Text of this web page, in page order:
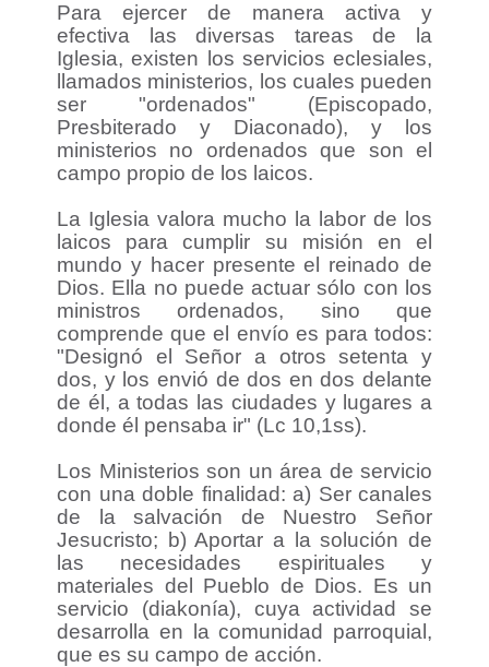
Para ejercer de manera activa y
efectiva las diversas tareas de la
Iglesia, existen los servicios eclesiales,
llamados ministerios, los cuales pueden
ser "ordenados" (Episcopado,
Presbiterado y Diaconado), y los
ministerios no ordenados que son el
campo propio de los laicos.
La Iglesia valora mucho la labor de los
laicos para cumplir su misión en el
mundo y hacer presente el reinado de
Dios. Ella no puede actuar sólo con los
ministros ordenados, sino que
comprende que el envío es para todos:
"Designó el Señor a otros setenta y
dos, y los envió de dos en dos delante
de él, a todas las ciudades y lugares a
donde él pensaba ir" (Lc 10,1ss).
Los Ministerios son un área de servicio
con una doble finalidad: a) Ser canales
de la salvación de Nuestro Señor
Jesucristo; b) Aportar a la solución de
las necesidades espirituales y
materiales del Pueblo de Dios. Es un
servicio (diakonía), cuya actividad se
desarrolla en la comunidad parroquial,
que es su campo de acción.